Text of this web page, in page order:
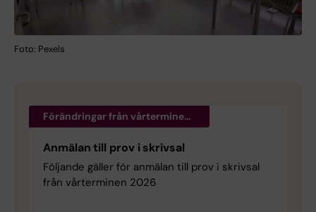
Foto: Pexels
Förändringar från vårterminen
2026 för prov i skrivsal.
Anmälan till prov i skrivsal
Följande gäller för anmälan till prov i skrivsal
från vårterminen 2026